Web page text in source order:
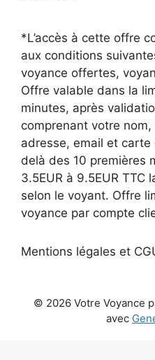
*L’accès à cette offre
aux conditions
voyance offertes,
Offre valable dans la
minutes, après
comprenant votre
adresse, email et
delà des 10 premières
3.5EUR à 9.5EUR TTC
selon le voyant. Offre
voyance par compte
Mentions légales et
© 2026 Votre Voyance
avec